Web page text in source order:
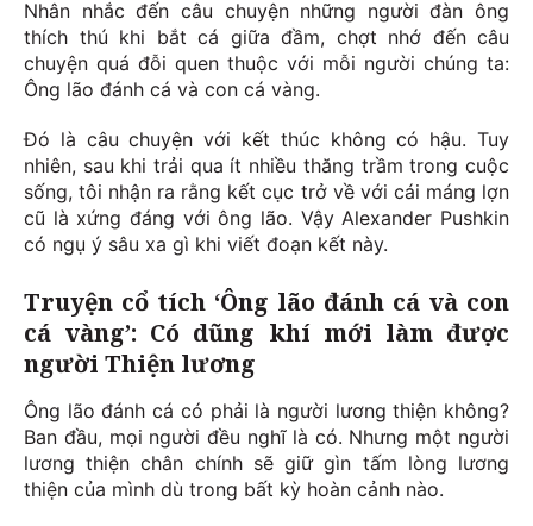
Nhân nhắc đến câu chuyện những người đàn ông
thích thú khi bắt cá giữa đầm, chợt nhớ đến câu
chuyện quá đỗi quen thuộc với mỗi người chúng ta:
Ông lão đánh cá và con cá vàng.
Đó là câu chuyện với kết thúc không có hậu. Tuy
nhiên, sau khi trải qua ít nhiều thăng trầm trong cuộc
sống, tôi nhận ra rằng kết cục trở về với cái máng lợn
cũ là xứng đáng với ông lão. Vậy Alexander Pushkin
có ngụ ý sâu xa gì khi viết đoạn kết này.
Truyện cổ tích ‘Ông lão đánh cá và con
cá vàng’: Có dũng khí mới làm được
người Thiện lương
Ông lão đánh cá có phải là người lương thiện không?
Ban đầu, mọi người đều nghĩ là có. Nhưng một người
lương thiện chân chính sẽ giữ gìn tấm lòng lương
thiện của mình dù trong bất kỳ hoàn cảnh nào.